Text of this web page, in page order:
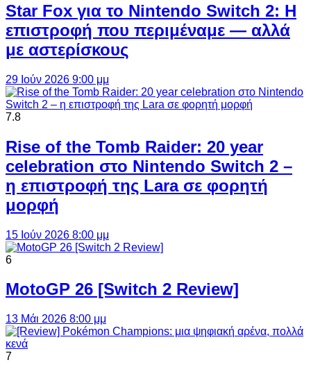
Star Fox για το Nintendo Switch 2: Η
επιστροφή που περιμέναμε — αλλά
με αστερίσκους
29 Ιούν 2026 9:00 μμ
7.8
Rise of the Tomb Raider: 20 year
celebration στο Nintendo Switch 2 –
η επιστροφή της Lara σε φορητή
μορφή
15 Ιούν 2026 8:00 μμ
6
MotoGP 26 [Switch 2 Review]
13 Μάι 2026 8:00 μμ
7